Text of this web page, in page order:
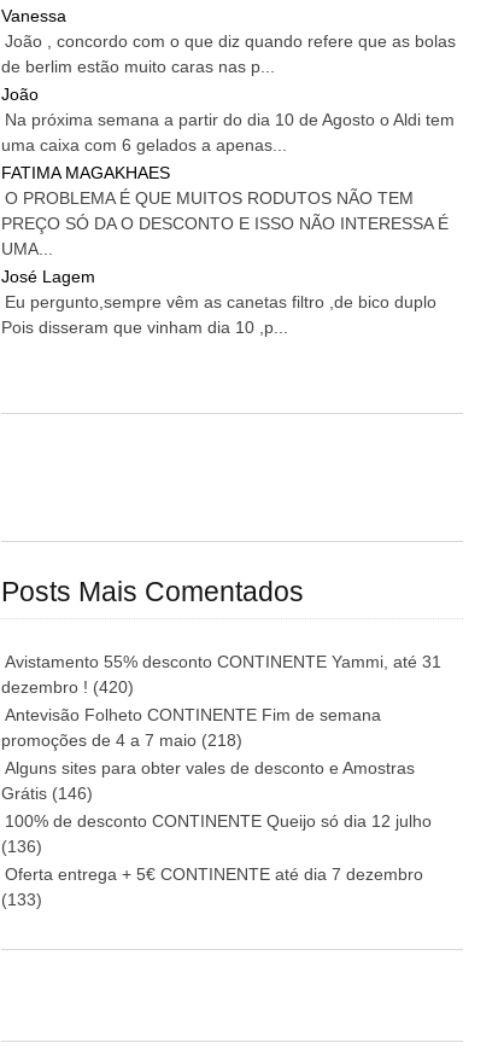
Vanessa
João , concordo com o que diz quando refere que as bolas
de berlim estão muito caras nas p...
João
Na próxima semana a partir do dia 10 de Agosto o Aldi tem
uma caixa com 6 gelados a apenas...
FATIMA MAGAKHAES
O PROBLEMA É QUE MUITOS RODUTOS NÃO TEM
PREÇO SÓ DA O DESCONTO E ISSO NÃO INTERESSA É
UMA...
José Lagem
Eu pergunto,sempre vêm as canetas filtro ,de bico duplo
Pois disseram que vinham dia 10 ,p...
Posts Mais Comentados
Avistamento 55% desconto CONTINENTE Yammi, até 31
dezembro ! (420)
Antevisão Folheto CONTINENTE Fim de semana
promoções de 4 a 7 maio (218)
Alguns sites para obter vales de desconto e Amostras
Grátis (146)
100% de desconto CONTINENTE Queijo só dia 12 julho
(136)
Oferta entrega + 5€ CONTINENTE até dia 7 dezembro
(133)